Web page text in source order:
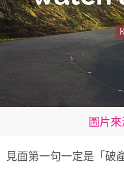
圖片
見面第一句一定是「破